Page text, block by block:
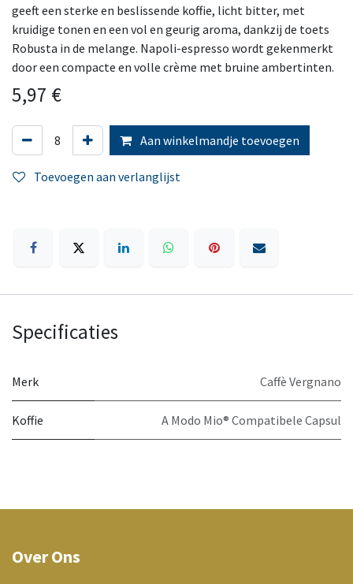
geeft een sterke en beslissende koffie, licht bitter, met
kruidige tonen en een vol en geurig aroma, dankzij de toets
Robusta in de melange. Napoli-espresso wordt gekenmerkt
door een compacte en volle crème met bruine ambertinten.
5,97 €
Aan winkelmandje toevoegen
Toevoegen aan verlanglijst
Specificaties
Merk Caffè Vergnano
Koffie A Modo Mio® Compatibele Capsul
Over Ons